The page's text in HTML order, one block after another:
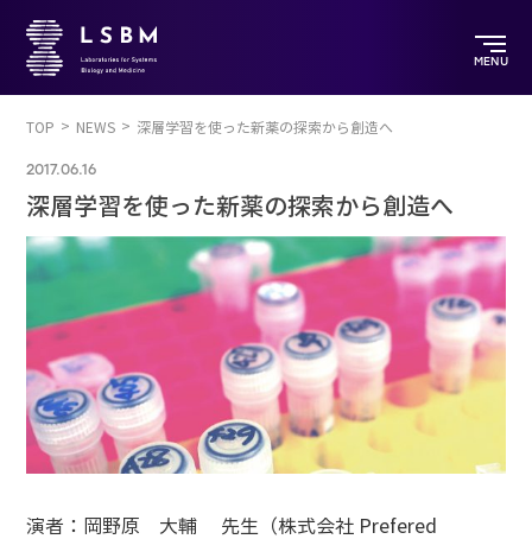
MENU
TOP NEWS 深層学習を使った新薬の探索から創造へ
2017.06.16
深層学習を使った新薬の探索から創造へ
演者：岡野原 大輔 先生（株式会社 Prefered